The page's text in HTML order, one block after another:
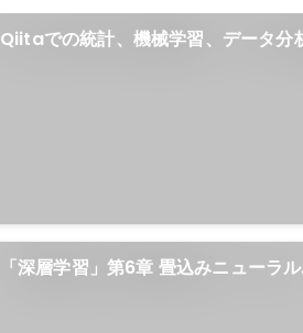
Qiitaでの統計、機械学習、データ分
「深層学習」第6章 畳込みニューラル